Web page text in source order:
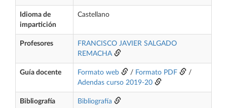
Idioma de
impartición
Castellano
Profesores
FRANCISCO JAVIER SALGADO
REMACHA
Guía docente Formato web / Formato PDF
/
Adendas curso 2019-20
Bibliografía
Bibliografía